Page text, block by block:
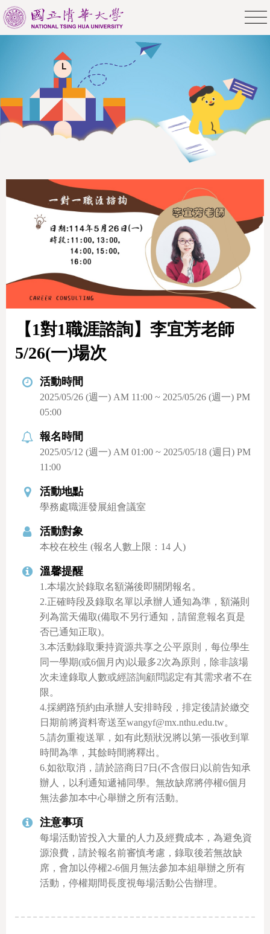
【1對1職涯諮詢】李宜芳老師
5/26(一)場次
活動時間
2025/05/26 (週一) AM 11:00 ~ 2025/05/26 (週一) PM
05:00
報名時間
2025/05/12 (週一) AM 01:00 ~ 2025/05/18 (週日) PM
11:00
活動地點
學務處職涯發展組會議室
活動對象
本校在校生 (報名人數上限：14 人)
溫馨提醒
1.本場次於錄取名額滿後即關閉報名。
2.正確時段及錄取名單以承辦人通知為準，額滿則
列為當天備取(備取不另行通知，請留意報名頁是
否已通知正取)。
3.本活動錄取秉持資源共享之公平原則，每位學生
同一學期(或6個月內)以最多2次為原則，除非該場
次未達錄取人數或經諮詢顧問認定有其需求者不在
限。
4.採網路預約由承辦人安排時段，排定後請於繳交
日期前將資料寄送至wangyf@mx.nthu.edu.tw。
5.請勿重複送單，如有此類狀況將以第一張收到單
時間為準，其餘時間將釋出。
6.如欲取消，請於諮商日7日(不含假日)以前告知承
辦人，以利通知遞補同學。無故缺席將停權6個月
無法參加本中心舉辦之所有活動。
注意事項
每場活動皆投入大量的人力及經費成本，為避免資
源浪費，請於報名前審慎考慮，錄取後若無故缺
席，會加以停權2-6個月無法參加本組舉辦之所有
活動，停權期間長度視每場活動公告辦理。